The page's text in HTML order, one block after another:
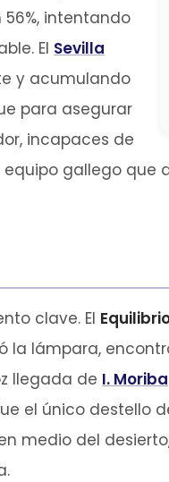
intentando
El Sevilla
y acumulando
para asegurar
incapaces de
gallego que
clave. El
la lámpara,
llegada de I. Moriba
el único destello
medio del